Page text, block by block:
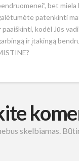
bet miela
patenkinti
paaiškinti, kodėl Jūs
ir įtakingą
skelbiamas.